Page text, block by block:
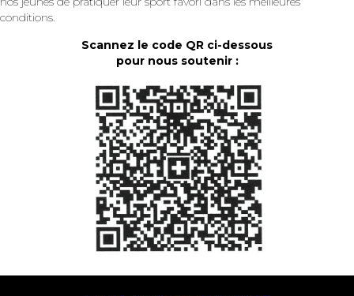
conditions.
Scannez le code QR ci-dessous
pour nous soutenir :